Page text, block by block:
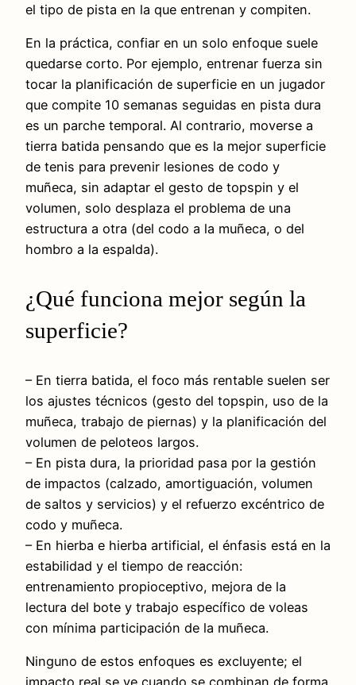
el tipo de pista en la que entrenan y compiten.
En la práctica, confiar en un solo enfoque suele
quedarse corto. Por ejemplo, entrenar fuerza sin
tocar la planificación de superficie en un jugador
que compite 10 semanas seguidas en pista dura
es un parche temporal. Al contrario, moverse a
tierra batida pensando que es la mejor superficie
de tenis para prevenir lesiones de codo y
muñeca, sin adaptar el gesto de topspin y el
volumen, solo desplaza el problema de una
estructura a otra (del codo a la muñeca, o del
hombro a la espalda).
¿Qué funciona mejor según la
superficie?
– En tierra batida, el foco más rentable suelen ser
los ajustes técnicos (gesto del topspin, uso de la
muñeca, trabajo de piernas) y la planificación del
volumen de peloteos largos.
– En pista dura, la prioridad pasa por la gestión
de impactos (calzado, amortiguación, volumen
de saltos y servicios) y el refuerzo excéntrico de
codo y muñeca.
– En hierba e hierba artificial, el énfasis está en la
estabilidad y el tiempo de reacción:
entrenamiento propioceptivo, mejora de la
lectura del bote y trabajo específico de voleas
con mínima participación de la muñeca.
Ninguno de estos enfoques es excluyente; el
impacto real se ve cuando se combinan de forma